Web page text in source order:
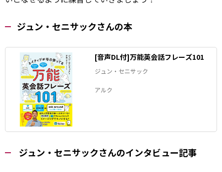
ジュン・セニサックさんの本
[音声DL付]万能英会話フレーズ101
ジュン・セニサック
アルク
ジュン・セニサックさんのインタビュー記事